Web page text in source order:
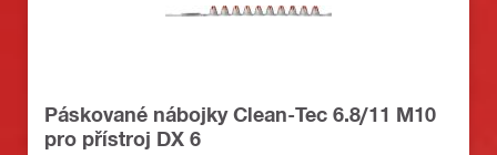
Páskované nábojky Clean-Tec 6.8/11 M10
pro přístroj DX 6